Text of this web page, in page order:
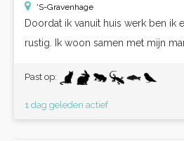
'S-Gravenhage
Doordat ik vanuit huis werk ben ik
rustig. Ik woon samen met mijn man
Past op:
1 dag geleden actief